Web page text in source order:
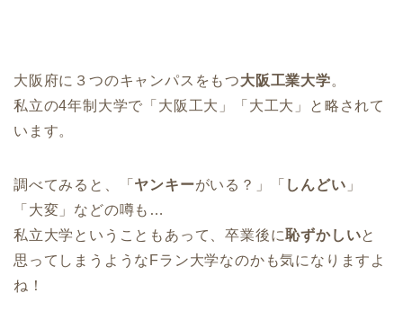
大阪府に３つのキャンパスをもつ大阪工業大学。
私立の4年制大学で「大阪工大」「大工大」と略されて
います。
調べてみると、「 ヤンキーがいる？」「 しんどい 」
「大変」などの噂も…
私立大学ということもあって、卒業後に恥ずかしいと
思ってしまうようなFラン大学なのかも気になりますよ
ね！